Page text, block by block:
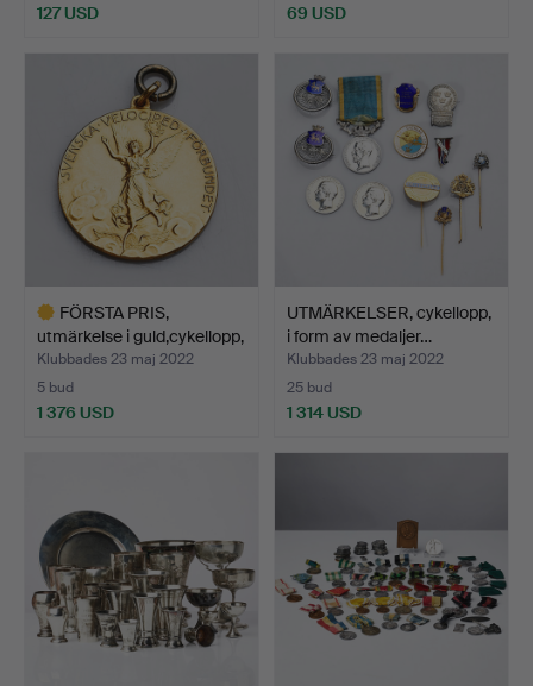
127 USD 69 USD
FÖRSTA PRIS,
utmärkelse i guld,cykellopp,
…
Klubbades 23 maj 2022
5 bud
1 376 USD
UTMÄRKELSER, cykellopp,
i form av medaljer…
Klubbades 23 maj 2022
25 bud
1 314 USD